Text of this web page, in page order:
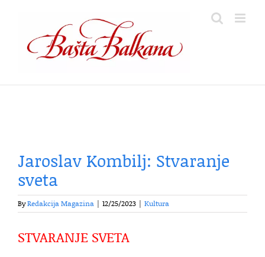
content
Jaroslav Kombilj: Stvaranje
sveta
ByRedakcija Magazina 12/25/2023 Kultura
STVARANJE SVETA